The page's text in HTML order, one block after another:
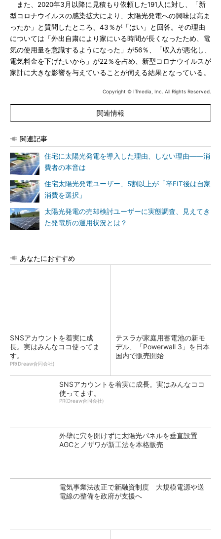
また、2020年3月以降に見積もり依頼した191人に対し、「新
型コロナウイルスの感染拡大により、太陽光発電への興味は高ま
ったか」と質問したところ、43％が「はい」と回答。その理由
については「外出自粛により家にいる時間が長くなったため、電
気の使用量を意識するようになった」が56％、「収入が悪化し、
電気料金を下げたいから」が22％を占め、新型コロナウイルスが
家計に大きな影響を与えていることが伺える結果となっている。
Copyright © ITmedia, Inc. All Rights Reserved.
関連情報
関連記事
住宅に太陽光発電を導入した理由、しない理由――消
費者の本音は
住宅太陽光発電ユーザー、5割以上が「卒FIT後は自家
消費を選択」
太陽光発電の売却検討ユーザーに実態調査、見えてき
た発電所の運用状況とは？
あなたにおすすめ
SNSアカウントを着実に成
長。実はみんなココ使ってま
す。
PR(Dreaw合同会社)
テスラが家庭用蓄電池の新モ
デル、「Powerwall 3」を日本
国内で販売開始
SNSアカウントを着実に成長。実はみんなココ
使ってます。
PR(Dreaw合同会社)
外壁に穴を開けずに太陽光パネルを垂直設置
AGCとノザワが新工法を本格販売
電気事業法改正で新融資制度 大規模電源や送
電線の整備を政府が支援へ